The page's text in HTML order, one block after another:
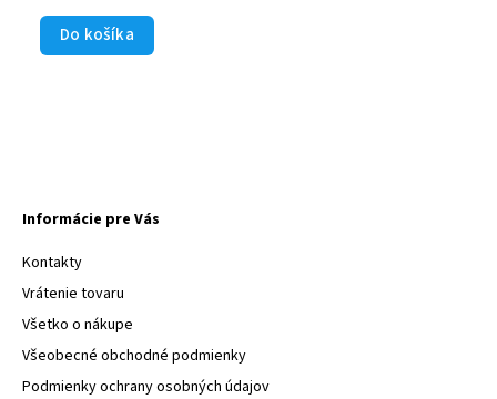
Do košíka
Informácie pre Vás
Kontakty
Vrátenie tovaru
Všetko o nákupe
Všeobecné obchodné podmienky
Podmienky ochrany osobných údajov